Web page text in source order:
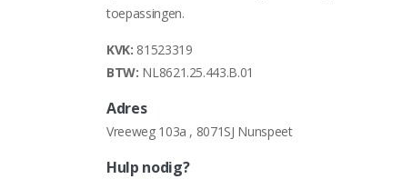
toepassingen.
KVK: 81523319
BTW: NL8621.25.443.B.01
Adres
Vreeweg 103a , 8071SJ Nunspeet
Hulp nodig?